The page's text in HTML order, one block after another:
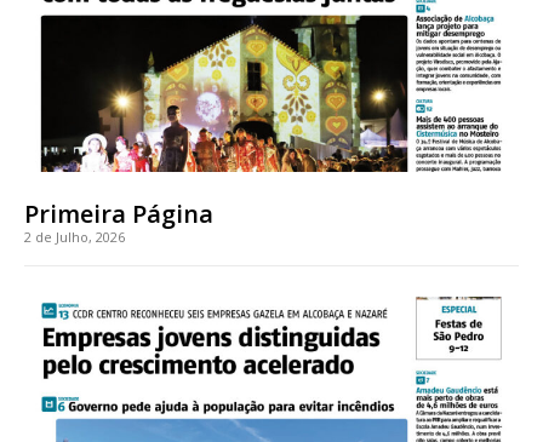
Primeira Página
2 de Julho, 2026